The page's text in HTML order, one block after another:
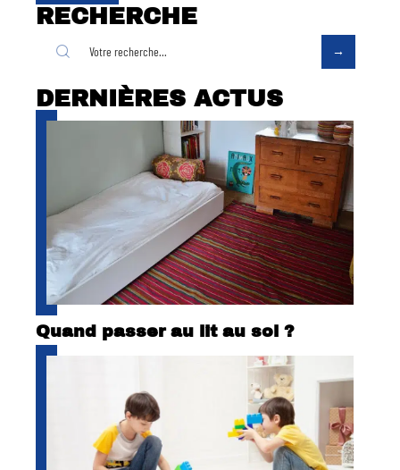
RECHERCHE
DERNIÈRES ACTUS
Quand passer au lit au sol ?